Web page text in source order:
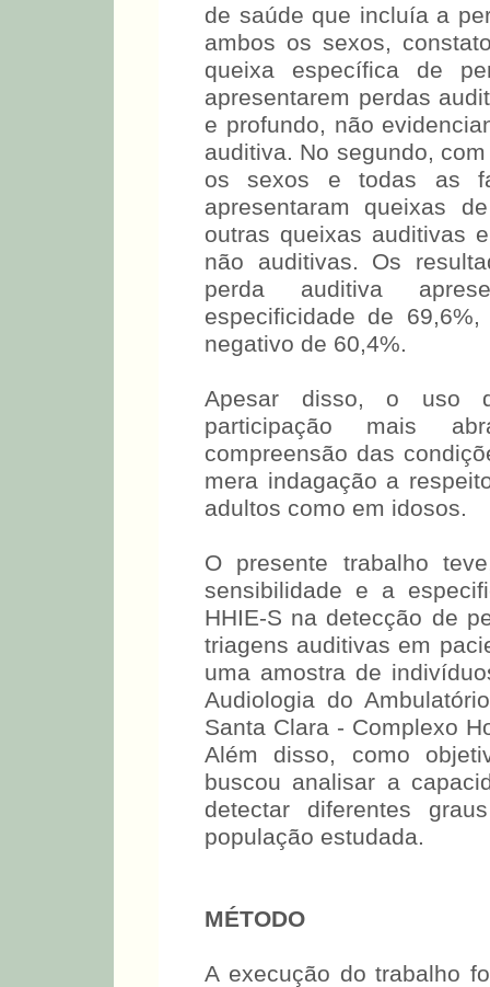
questionário
de saúde que incluía a
ambos os sexos,
queixa específica de
apresentarem perdas
e profundo, não
auditiva. No segundo,
os sexos e todas as
apresentaram queixas
outras queixas auditivas
não auditivas. Os
perda auditiva
especificidade de
Apesar disso, o uso
participação mais
compreensão das
mera indagação a
O presente trabalho
sensibilidade e a
HHIE-S na detecção de
triagens auditivas em
uma amostra de
Audiologia do
Santa Clara - Complexo
Além disso, como
buscou analisar a
detectar diferentes